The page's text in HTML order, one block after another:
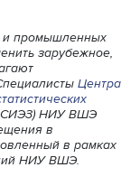
и
заменить